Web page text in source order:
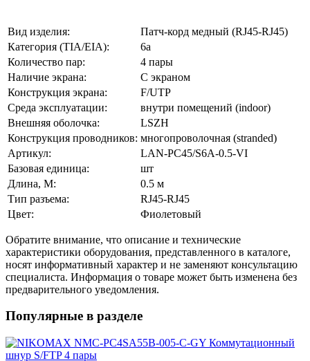
Вид изделия:
Патч-корд медный (RJ45-RJ45)
Категория (TIA/EIA):
6a
Количество пар:
4 пары
Наличие экрана:
С экраном
Конструкция экрана:
F/UTP
Среда эксплуатации:
внутри помещений (indoor)
Внешняя оболочка:
LSZH
Конструкция проводников: многопроволочная (stranded)
Артикул:
LAN-PC45/S6A-0.5-VI
Базовая единица:
шт
Длина, М:
0.5 м
Тип разъема:
RJ45-RJ45
Цвет:
Фиолетовый
Обратите внимание, что описание и технические
характеристики оборудования, представленного в каталоге,
носят информативный характер и не заменяют консультацию
специалиста. Информация о товаре может быть изменена без
предварительного уведомления.
Популярные в разделе